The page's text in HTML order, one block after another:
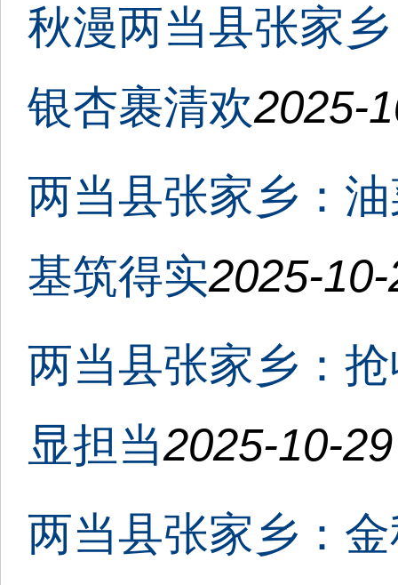
秋漫两当县张家
银杏裹清欢2025-
两当县张家乡：
基筑得实2025-
两当县张家乡：
显担当2025-10-
两当县张家乡：